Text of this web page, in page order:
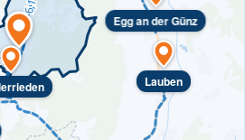
Egg an der Günz
Lauben